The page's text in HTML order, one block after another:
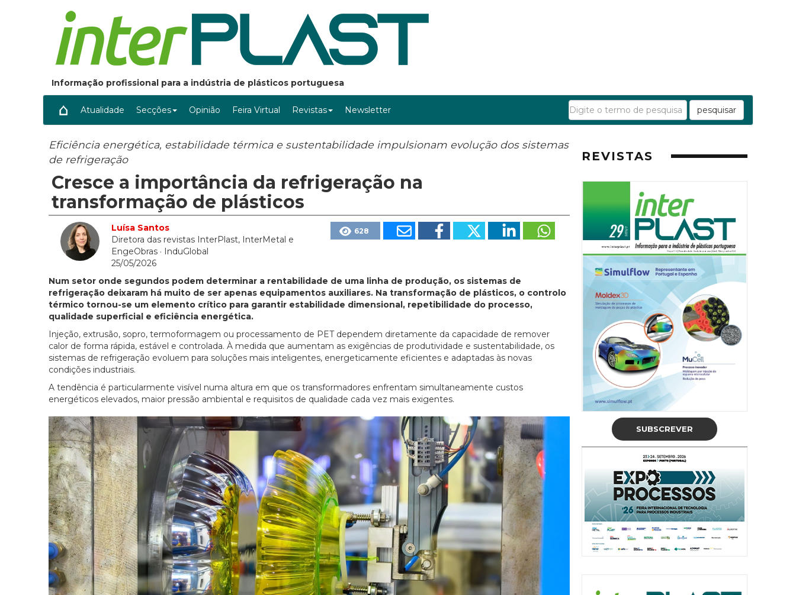
Informação profissional para a indústria de plásticos portuguesa
Atualidade Secções Opinião Feira Virtual Revistas Newsletter pesquisar
Eficiência energética, estabilidade térmica e sustentabilidade impulsionam evolução dos sistemas
de refrigeração
Cresce a importância da refrigeração na
transformação de plásticos
Luísa Santos
Diretora das revistas InterPlast, InterMetal e
EngeObras · InduGlobal
25/05/2026
628
Num setor onde segundos podem determinar a rentabilidade de uma linha de produção, os sistemas de
refrigeração deixaram há muito de ser apenas equipamentos auxiliares. Na transformação de plásticos, o controlo
térmico tornou-se um elemento crítico para garantir estabilidade dimensional, repetibilidade do processo,
qualidade superficial e eficiência energética.
Injeção, extrusão, sopro, termoformagem ou processamento de PET dependem diretamente da capacidade de remover
calor de forma rápida, estável e controlada. À medida que aumentam as exigências de produtividade e sustentabilidade, os
sistemas de refrigeração evoluem para soluções mais inteligentes, energeticamente eficientes e adaptadas às novas
condições industriais.
A tendência é particularmente visível numa altura em que os transformadores enfrentam simultaneamente custos
energéticos elevados, maior pressão ambiental e requisitos de qualidade cada vez mais exigentes.
REVISTAS
SUBSCREVER